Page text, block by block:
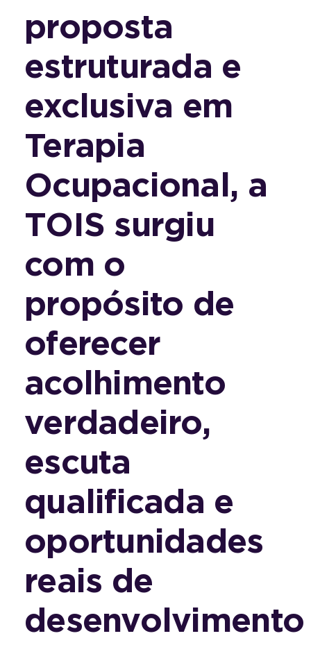
proposta
estruturada e
exclusiva em
Terapia
Ocupacional, a
TOIS surgiu
com o
propósito de
oferecer
acolhimento
verdadeiro,
escuta
qualificada e
oportunidades
reais de
desenvolvimento